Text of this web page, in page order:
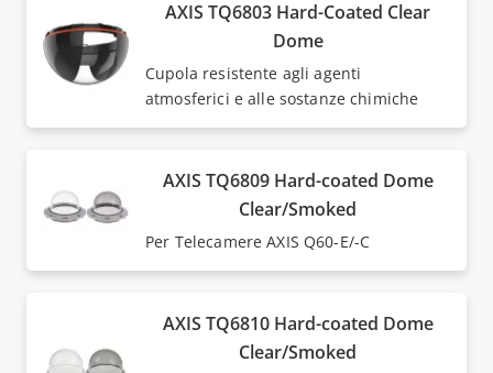
AXIS TQ6803 Hard-Coated Clear
Dome
Cupola resistente agli agenti
atmosferici e alle sostanze chimiche
AXIS TQ6809 Hard-coated Dome
Clear/Smoked
Per Telecamere AXIS Q60-E/-C
AXIS TQ6810 Hard-coated Dome
Clear/Smoked